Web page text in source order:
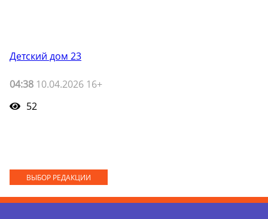
Детский дом 23
04:38 10.04.2026 16+
52
ВЫБОР РЕДАКЦИИ